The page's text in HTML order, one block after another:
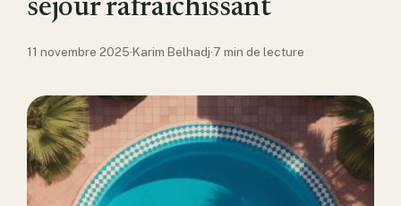
séjour rafraîchissant
11 novembre 2025·Karim Belhadj·7 min de lecture